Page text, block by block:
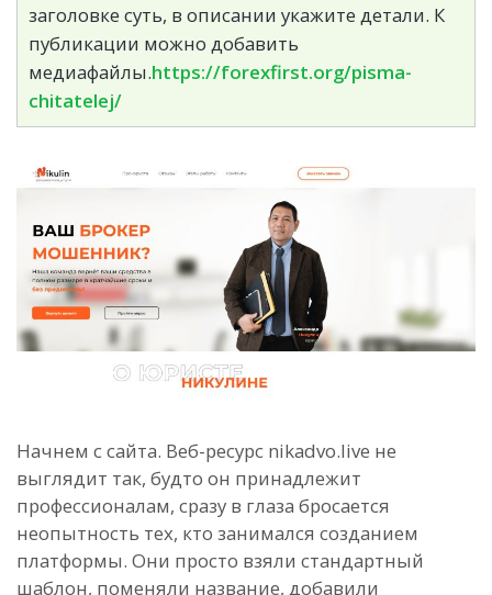
заголовке суть, в описании укажите детали. К
публикации можно добавить
медиафайлы.https://forexfirst.org/pisma-
chitatelej/
Начнем с сайта. Веб-ресурс nikadvo.live не
выглядит так, будто он принадлежит
профессионалам, сразу в глаза бросается
неопытность тех, кто занимался созданием
платформы. Они просто взяли стандартный
шаблон, поменяли название, добавили